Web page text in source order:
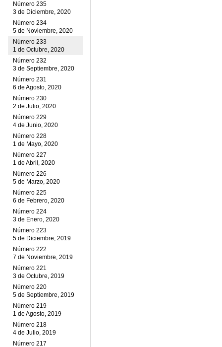
Número 235
3 de Diciembre, 2020
Número 234
5 de Noviembre, 2020
Número 233
1 de Octubre, 2020
Número 232
3 de Septiembre, 2020
Número 231
6 de Agosto, 2020
Número 230
2 de Julio, 2020
Número 229
4 de Junio, 2020
Número 228
1 de Mayo, 2020
Número 227
1 de Abril, 2020
Número 226
5 de Marzo, 2020
Número 225
6 de Febrero, 2020
Número 224
3 de Enero, 2020
Número 223
5 de Diciembre, 2019
Número 222
7 de Noviembre, 2019
Número 221
3 de Octubre, 2019
Número 220
5 de Septiembre, 2019
Número 219
1 de Agosto, 2019
Número 218
4 de Julio, 2019
Número 217